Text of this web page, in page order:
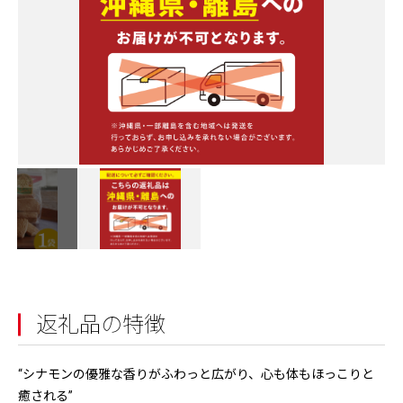
返礼品の特徴
“シナモンの優雅な香りがふわっと広がり、心も体もほっこりと
癒される”